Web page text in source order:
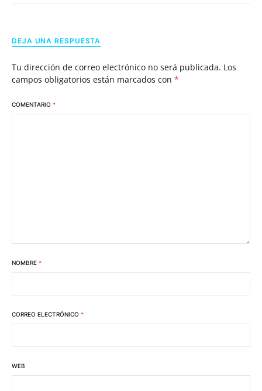
DEJA UNA RESPUESTA
Tu dirección de correo electrónico no será publicada. Los
campos obligatorios están marcados con *
COMENTARIO *
NOMBRE *
CORREO ELECTRÓNICO *
WEB